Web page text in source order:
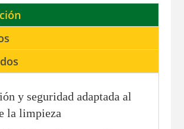
y seguridad adaptada al
la limpieza